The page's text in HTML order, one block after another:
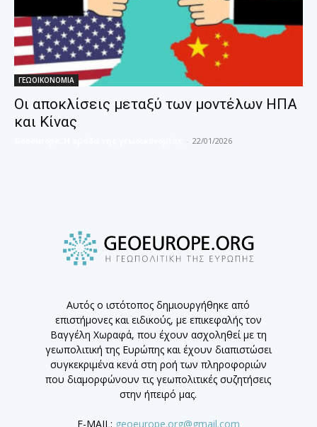
ΓΕΩΟΙΚΟΝΟΜΙΑ
Οι αποκλίσεις μεταξύ των μοντέλων ΗΠΑ
και Κίνας
- 22/01/2026
Αυτός ο ιστότοπος δημιουργήθηκε από
επιστήμονες και ειδικούς, με επικεφαλής τον
Βαγγέλη Χωραφά, που έχουν ασχοληθεί με τη
γεωπολιτική της Ευρώπης και έχουν διαπιστώσει
συγκεκριμένα κενά στη ροή των πληροφοριών
που διαμορφώνουν τις γεωπολιτικές συζητήσεις
στην ήπειρό μας.
E-MAIL: geoeurope.org@gmail.com